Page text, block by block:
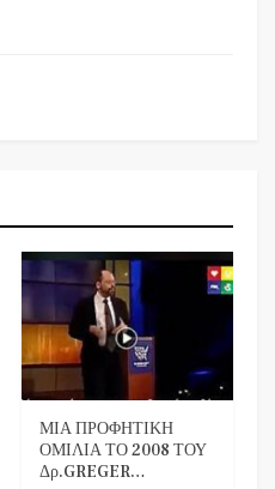
ΜΙΑ ΠΡΟΦΗΤΙΚΗ
ΟΜΙΛΙΑ ΤΟ 2008 ΤΟΥ
Δρ.GREGER…